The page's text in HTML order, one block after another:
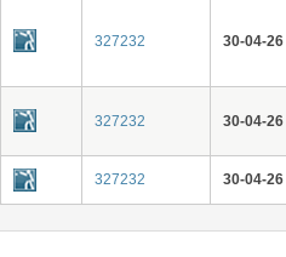
327232 30-04-26
327232 30-04-26
327232 30-04-26